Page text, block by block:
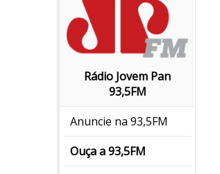
Rádio Jovem Pan
93,5FM
Anuncie na 93,5FM
Ouça a 93,5FM